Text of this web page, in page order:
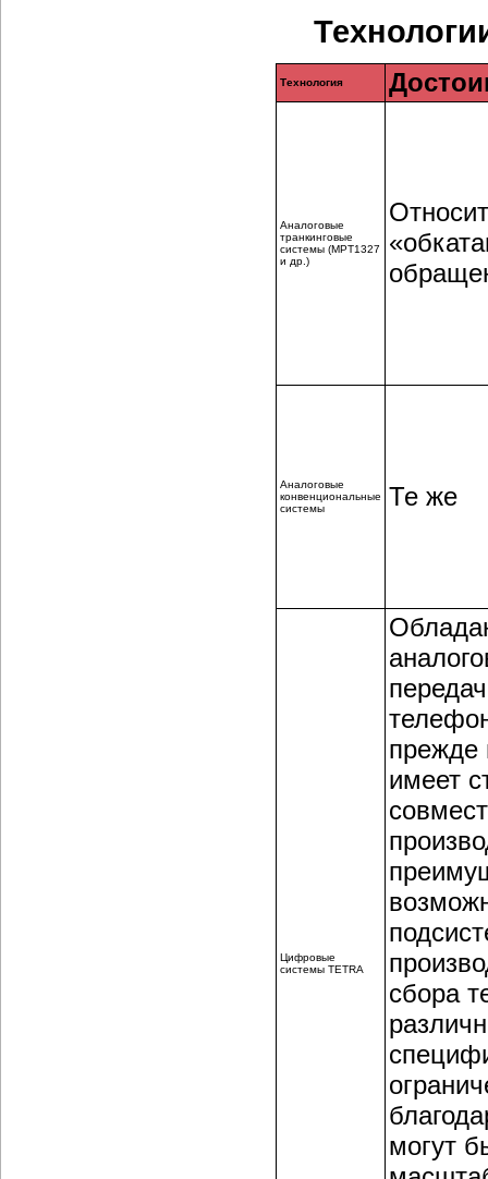
Технология
Аналоговые
транкинговые
системы (MPT1327
и др.)
Аналоговые
конвенциональные
системы
Те же
Цифровые
системы TETRA
прежде
имеет
сбора
могут